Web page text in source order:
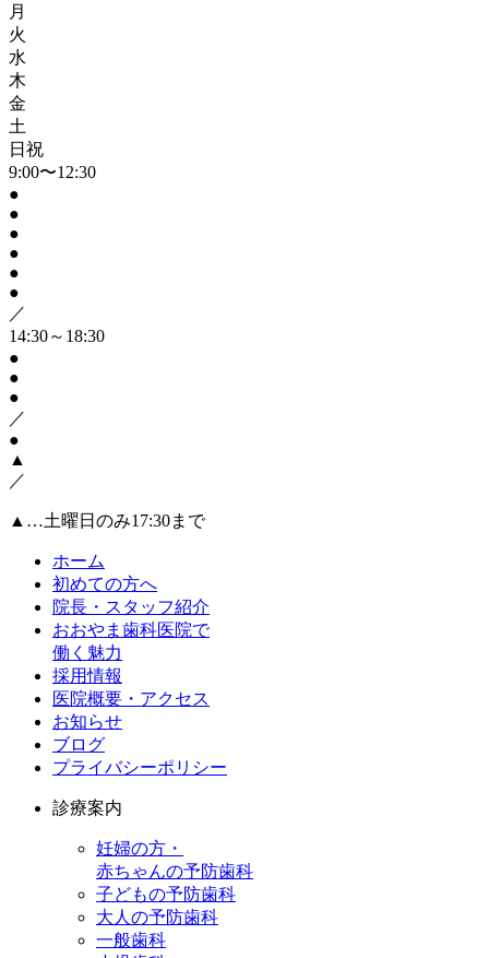
月
火
水
木
金
土
日祝
9:00〜12:30
●
●
●
●
●
●
／
14:30～18:30
●
●
●
／
●
▲
／
▲ …土曜日のみ17:30まで
ホーム
初めての方へ
院長・スタッフ紹介
おおやま歯科医院で
働く魅力
採用情報
医院概要・アクセス
お知らせ
ブログ
プライバシーポリシー
診療案内
妊婦の方・
赤ちゃんの予防歯科
子どもの予防歯科
大人の予防歯科
一般歯科